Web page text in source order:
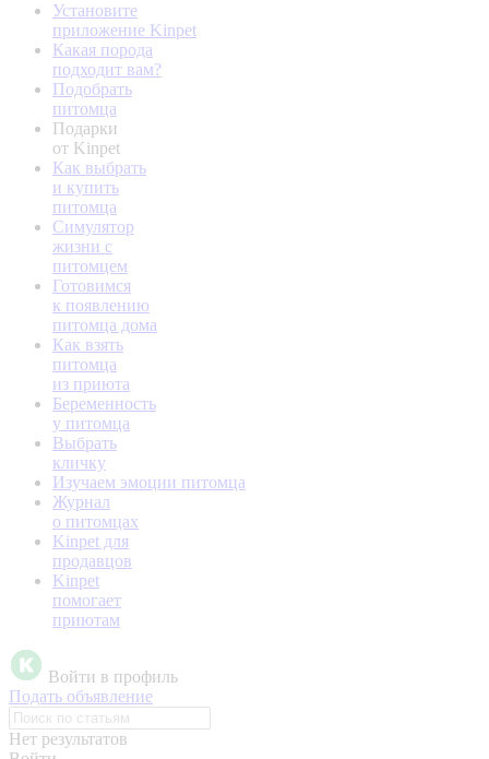
Установите
приложение Kinpet
Какая порода
подходит вам?
Подобрать
питомца
Подарки
от Kinpet
Как выбрать
и купить
питомца
Симулятор
жизни с
питомцем
Готовимся
к появлению
питомца дома
Как взять
питомца
из приюта
Беременность
у питомца
Выбрать
кличку
Изучаем эмоции питомца
Журнал
о питомцах
Kinpet для
продавцов
Kinpet
помогает
приютам
Войти в профиль
Подать объявление
Нет результатов